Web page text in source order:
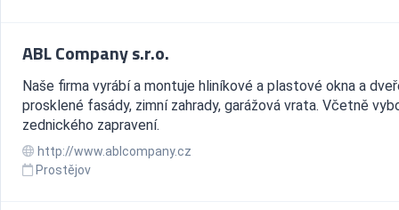
ABL Company s.r.o.
Naše firma vyrábí a montuje hliníkové a plastové okna a
prosklené fasády, zimní zahrady, garážová vrata. Včetně
zednického zapravení.
http://www.ablcompany.cz
Prostějov